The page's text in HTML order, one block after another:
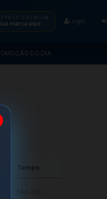
marca aqui Login
DO DIA
Tempo